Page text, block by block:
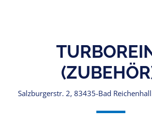
Salzburgerstr. 2, 83435-Bad